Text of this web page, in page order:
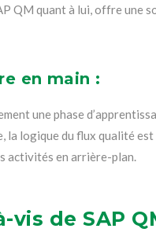
QM quant à lui, offre
en main :
une phase
logique du flux qualité
activités en arrière-plan.
de SAP